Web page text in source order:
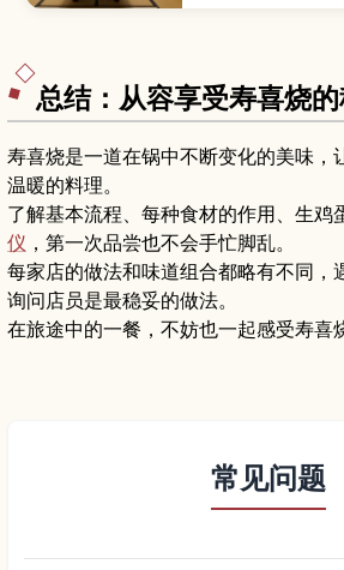
总结：从容享受寿喜烧
寿喜烧是一道在锅中不断变化的美味，
温暖的料理。
了解基本流程、每种食材的作用、生鸡
仪 ，第一次品尝也不会手忙脚乱。
每家店的做法和味道组合都略有不同，
询问店员是最稳妥的做法。
在旅途中的一餐，不妨也一起感受寿喜
常见问题